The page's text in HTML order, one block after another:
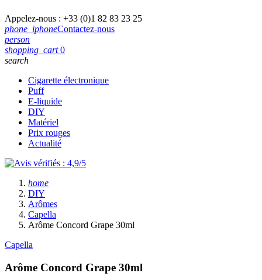
Appelez-nous : +33 (0)1 82 83 23 25
phone_iphoneContactez-nous
person
shopping_cart 0
search
Cigarette électronique
Puff
E-liquide
DIY
Matériel
Prix rouges
Actualité
home
DIY
Arômes
Capella
Arôme Concord Grape 30ml
Capella
Arôme Concord Grape 30ml